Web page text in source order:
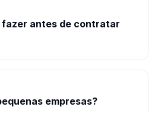
fazer antes de contratar
empresas?